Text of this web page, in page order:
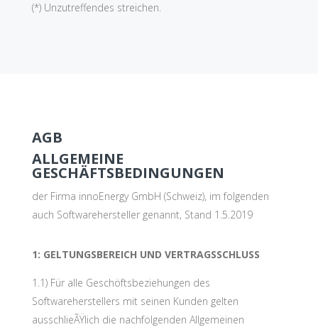
(*) Unzutreffendes streichen.
AGB
ALLGEMEINE
GESCHÄFTSBEDINGUNGEN
der Firma innoEnergy GmbH (Schweiz), im folgenden
auch Softwarehersteller genannt, Stand 1.5.2019
1: GELTUNGSBEREICH UND VERTRAGSSCHLUSS
1.1) Für alle Geschöftsbeziehungen des
Softwareherstellers mit seinen Kunden gelten
ausschlieÃŸlich die nachfolgenden Allgemeinen